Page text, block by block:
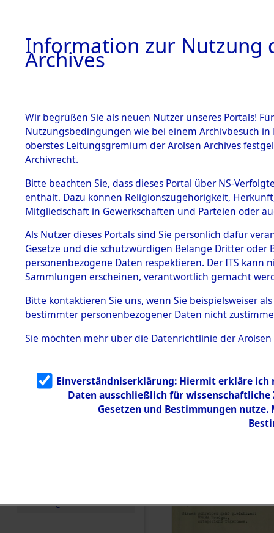
BESTÄNDE
1.
mente
5. Verschiedenes
5.3
Todesmärsche
5.3.1 Alliierte
Erhebungen
zu
Todesmärsch
en
5.3.2
g
5.3.3
Todesmärsch
e
Taxöldern
Information zur Nutzung
Archives
Wir begrüßen Sie als neuen Nutzer unseres Portals!
Nutzungsbedingungen wie bei einem Archivbesuch
oberstes Leitungsgremium der Arolsen Archives
Archivrecht.
Bitte beachten Sie, dass dieses Portal über NS-
enthält. Dazu können Religionszugehörigkeit,
Mitgliedschaft in Gewerkschaften und Parteien oder
Als Nutzer dieses Portals sind Sie persönlich dafür
Gesetze und die schutzwürdigen Belange Dritter
personenbezogene Daten respektieren. Der ITS
Sammlungen erscheinen, verantwortlich gemacht
Bitte kontaktieren Sie uns, wenn Sie beispielsweiser
bestimmter personenbezogener Daten nicht
Sie möchten mehr über die Datenrichtlinie der Arolsen
Einverständniserklärung: Hiermit erkläre ich
Daten ausschließlich für
Gesetzen und Bestimmungen